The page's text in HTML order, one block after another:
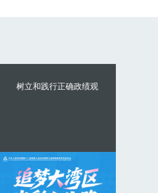
树立和践行正确政绩观